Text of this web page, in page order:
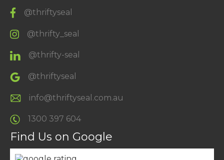
@thriftyseal
@thrifty_seal
@thrifty-seal
@thriftyseal
info@thriftyseal.com.au
1300 397 604
Find Us on Google